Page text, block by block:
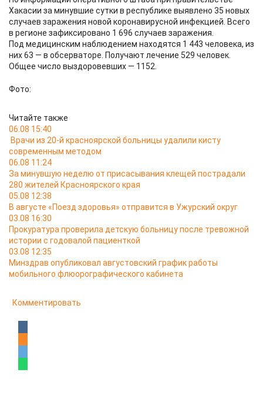
Хакасии за минувшие сутки в республике выявлено 35 новых
случаев заражения новой коронавирусной инфекцией. Всего
в регионе зафиксировано 1 696 случаев заражения.
Под медицинским наблюдением находятся 1 443 человека, из
них 63 — в обсерваторе. Получают лечение 529 человек.
Общее число выздоровевших — 1152.
Фото:
Читайте также
06.08 15:40
Врачи из 20-й красноярской больницы удалили кисту
современным методом
06.08 11:24
За минувшую неделю от присасывания клещей пострадали
280 жителей Красноярского края
05.08 12:38
В августе «Поезд здоровья» отправится в Ужурский округ
03.08 16:30
Прокуратура проверила детскую больницу после тревожной
истории с годовалой пациенткой
03.08 12:35
Минздрав опубликовал августовский график работы
мобильного флюорографического кабинета
Комментировать